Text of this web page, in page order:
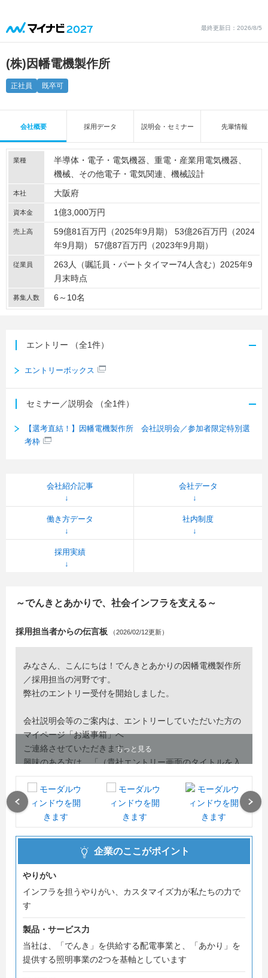
最終更新日：2026/8/5
(株)因幡電機製作所
正社員 既卒可
会社概要 採用データ 説明会・セミナー 先輩情報
業種 半導体・電子・電気機器
重電・産業用電気機器
機械
その他電子・電気関連 機械設計
本社 大阪府
資本金 1億3,000万円
売上高
59億81百万円（2025年9月期） 53億26百万円（2024
年9月期） 57億87百万円（2023年9月期）
従業員
263人（嘱託員・パートタイマー74人含む）2025年9
月末時点
募集人数 6～10名
エントリー （全1件）
エントリーボックス
セミナー／説明会 （全1件）
【選考直結！】因幡電機製作所 会社説明会／参加者限定特別選
考枠
会社紹介記事 会社データ
働き方データ 社内制度
採用実績
～でんきとあかりで、社会インフラを支える～
採用担当者からの伝言板 （2026/02/12更新）
みなさん、こんにちは！でんきとあかりの因幡電機製作所
／採用担当の河野です。
弊社のエントリー受付を開始しました。
会社説明会等のご案内は、エントリーしていただいた方の
マイページ「お返事箱」へ
ご連絡させていただきます。
興味のある方は、「（貴社エントリー画面のタイトルを入
力）」よりエントリーをお願いします！
もっと見る
企業のここがポイント
やりがい
インフラを担うやりがい、カスタマイズ力が私たちの力で
す
製品・サービス力
当社は、「でんき」を供給する配電事業と、「あかり」を
提供する照明事業の2つを基軸としています